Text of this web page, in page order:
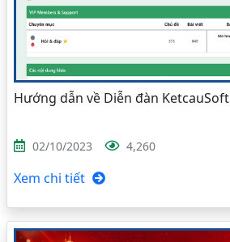
Hướng dẫn về Diễn đàn KetcauSoft
02/10/2023 4,260
Xem chi tiết